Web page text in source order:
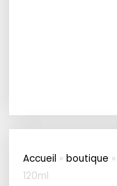
Accueil »boutique »
120ml